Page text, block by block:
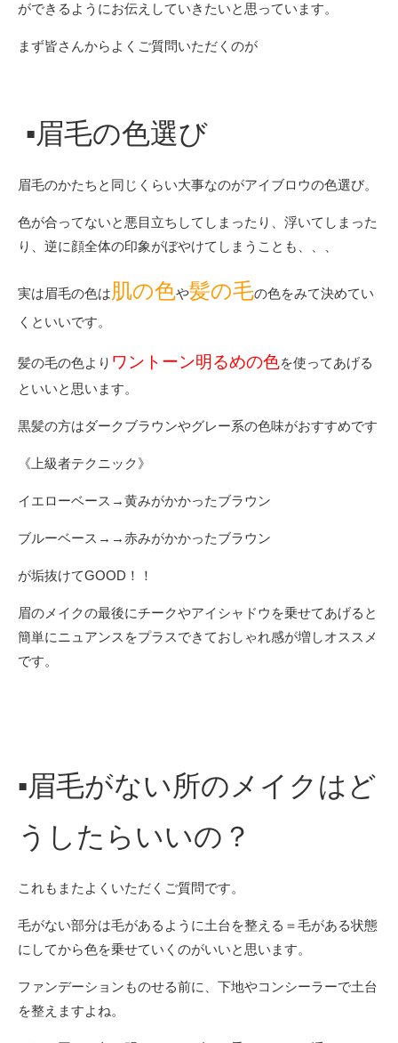
ができるようにお伝えしていきたいと思っています。
まず皆さんからよくご質問いただくのが
▪︎眉毛の色選び
眉毛のかたちと同じくらい大事なのがアイブロウの色選び。
色が合ってないと悪目立ちしてしまったり、浮いてしまった
り、逆に顔全体の印象がぼやけてしまうことも、、、
実は眉毛の色は肌の色や髪の毛の色をみて決めてい
くといいです。
髪の毛の色より ワントーン明るめの色を使ってあげる
といいと思います。
黒髪の方はダークブラウンやグレー系の色味がおすすめです
《上級者テクニック》
イエローベース →黄みがかかったブラウン
ブルーベース →→赤みがかかったブラウン
が垢抜けてGOOD ！！
眉のメイクの最後にチークやアイシャドウを乗せてあげると
簡単にニュアンスをプラスできておしゃれ感が増しオススメ
です。
▪︎眉毛がない所のメイクはど
うしたらいいの？
これもまたよくいただくご質問です。
毛がない部分は毛があるように土台を整える＝毛がある状態
にしてから色を乗せていくのがいいと思います。
ファンデーションものせる前に、下地やコンシーラーで土台
を整えますよね。